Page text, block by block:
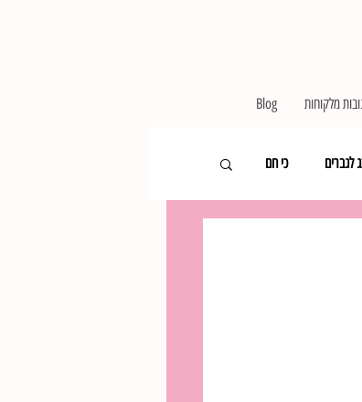
Blog מלקוחות
לגברים כי חם